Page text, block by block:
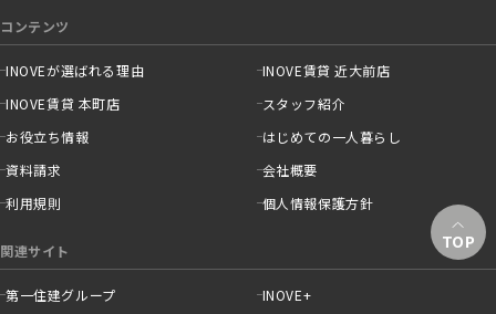
TOP
コンテンツ
INOVEが選ばれる理由
INOVE賃貸 近大前店
INOVE賃貸 本町店
スタッフ紹介
お役立ち情報
はじめての一人暮らし
資料請求
会社概要
利用規則
個人情報保護方針
関連サイト
第一住建グループ INOVE+